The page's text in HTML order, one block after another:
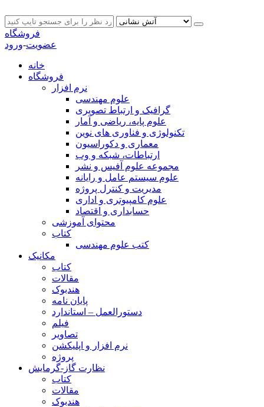
فروشگاه
عضویت-ورود
خانه
فروشگاه
نرم افزار
علوم مهندسی
گرافیک و ارتباط تصویری
علوم پایه، ریاضی و آمار
تکنولوژی و فناوری های نوین
معماری و دکوراسیون
ارتباطات، شبکه و وب
مجموعه علوم آفیس و نشر
علوم سیستم عامل و رایانه
مدیریت و کنترل پروژه
علوم کامپیوتری و اداری
حسابداری و اقتصاد
محتوای آموزشی
کتاب
کتب علوم مهندسی
مکانیک
کتاب
مقالات
هندبوک
پایان نامه
دستورالعمل – استاندارد
فیلم
تصاویر
نرم افزار و اپلیکشن
پروژه
نظارت گاز-گرمایش
کتاب
مقالات
هندبوک